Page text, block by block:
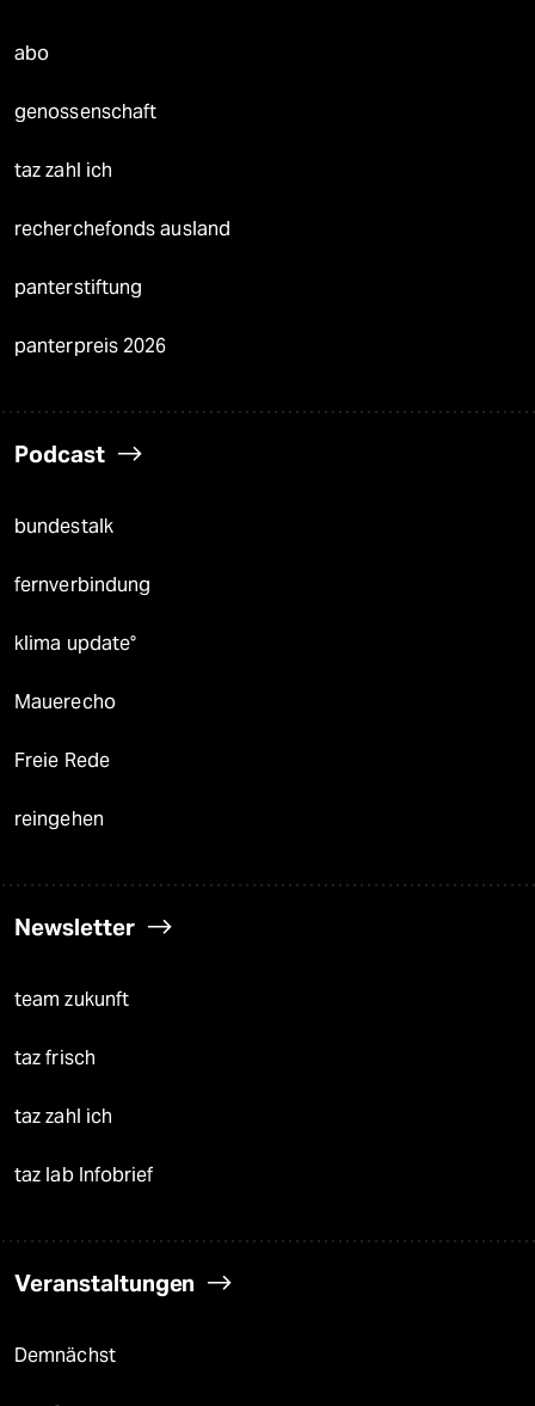
abo
genossenschaft
taz zahl ich
recherchefonds ausland
panterstiftung
panterpreis 2026
Podcast
bundestalk
fernverbindung
klima update°
Mauerecho
Freie Rede
reingehen
Newsletter
team zukunft
taz frisch
taz zahl ich
taz lab Infobrief
Veranstaltungen
Demnächst